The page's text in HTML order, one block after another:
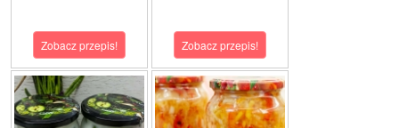
Zobacz przepis! Zobacz przepis!